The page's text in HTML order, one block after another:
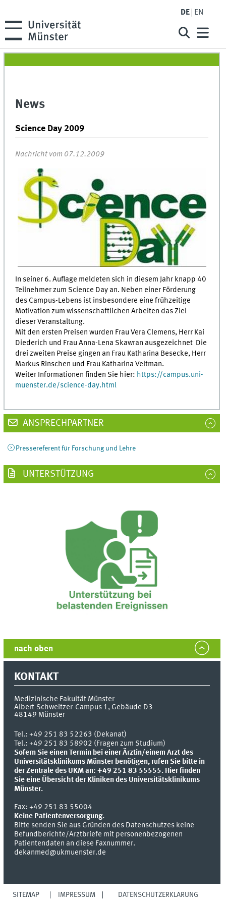
DE EN
News
Science Day 2009
Nachricht vom 07.12.2009
In seiner 6. Auflage meldeten sich in diesem Jahr knapp 40
Teilnehmer zum Science Day an. Neben einer Förderung
des Campus-Lebens ist insbesondere eine frühzeitige
Motivation zum wissenschaftlichen Arbeiten das Ziel
dieser Veranstaltung.
Mit den ersten Preisen wurden Frau Vera Clemens, Herr Kai
Diederich und Frau Anna-Lena Skawran ausgezeichnet Die
drei zweiten Preise gingen an Frau Katharina Besecke, Herr
Markus Rinschen und Frau Katharina Veltman.
Weiter Informationen finden Sie hier: https://campus.uni-
muenster.de/science-day.html
ANSPRECHPARTNER
Pressereferent für Forschung und Lehre
UNTERSTÜTZUNG
nach oben
KONTAKT
Medizinische Fakultät Münster
Albert-Schweitzer-Campus 1, Gebäude D3
48149 Münster
Tel.:+49 251 83 52263 (Dekanat)
Tel.: +49 251 83 58902 (Fragen zum Studium)
Sofern Sie einen Termin bei einer Ärztin/einem Arzt des
Universitätsklinikums Münster benötigen, rufen Sie bitte in
der Zentrale des UKM an: +49 251 83 55555. Hier finden
Sie eine Übersicht der Kliniken des Universitätsklinikums
Münster.
Fax:+49 251 83 55004
Keine Patientenversorgung.
Bitte senden Sie aus Gründen des Datenschutzes keine
Befundberichte/Arztbriefe mit personenbezogenen
Patientendaten an diese Faxnummer.
dekanmed@ukmuenster.de
SITEMAP IMPRESSUM DATENSCHUTZERKLÄRUNG